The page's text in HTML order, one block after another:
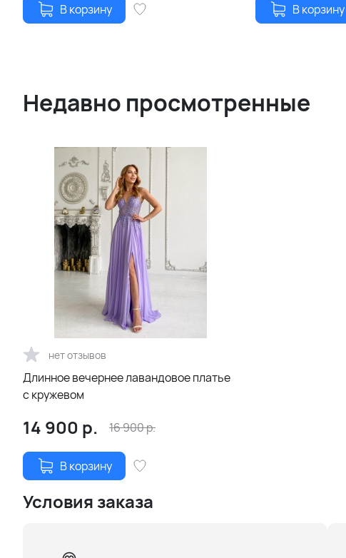
В корзину В корзину
Недавно просмотренные
нет отзывов
Длинное вечернее лавандовое платье
с кружевом
14 900 р. 16 900р.
В корзину
Условия заказа